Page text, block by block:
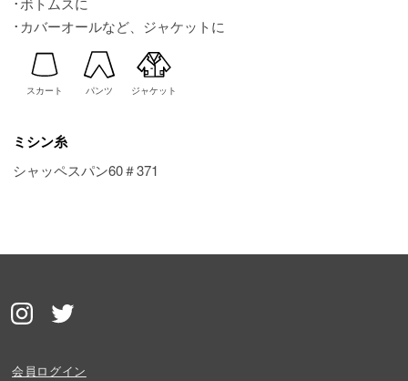
･カバーオールなど、ジャケットに
スカート パンツ ジャケット
ミシン糸
シャッペスパン60＃371
会員ログイン